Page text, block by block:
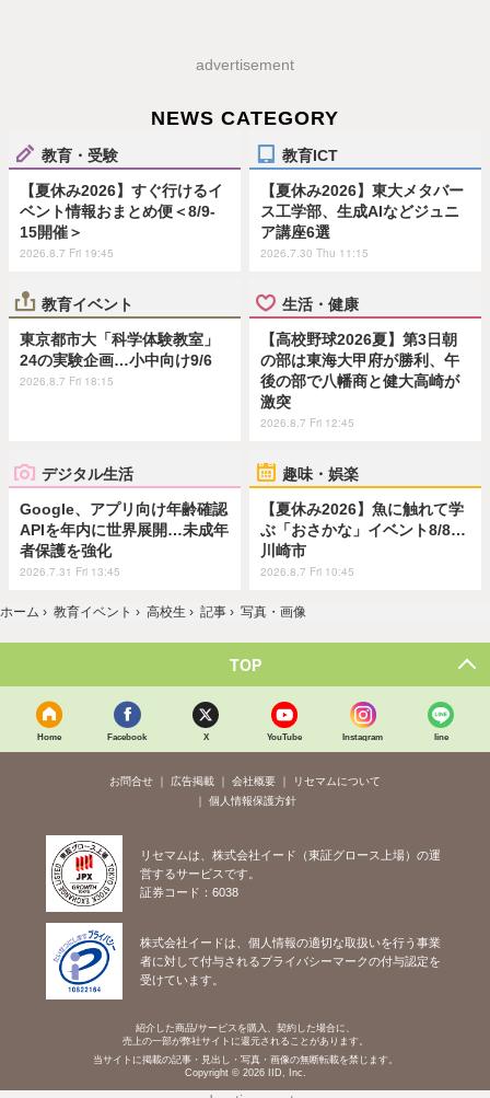
advertisement
NEWS CATEGORY
教育・受験
【夏休み2026】すぐ行けるイ
ベント情報おまとめ便＜8/9-
15開催＞
2026.8.7 Fri 19:45
教育ICT
【夏休み2026】東大メタバー
ス工学部、生成AIなどジュニ
ア講座6選
2026.7.30 Thu 11:15
教育イベント
東京都市大「科学体験教室」
24の実験企画…小中向け9/6
2026.8.7 Fri 18:15
生活・健康
【高校野球2026夏】第3日朝
の部は東海大甲府が勝利、午
後の部で八幡商と健大高崎が
激突
2026.8.7 Fri 12:45
デジタル生活
Google、アプリ向け年齢確認
APIを年内に世界展開…未成年
者保護を強化
2026.7.31 Fri 13:45
趣味・娯楽
【夏休み2026】魚に触れて学
ぶ「おさかな」イベント8/8…
川崎市
2026.8.7 Fri 10:45
ホーム › 教育イベント › 高校生 › 記事 › 写真・画像
TOP
Home Facebook X YouTube Instagram line
お問合せ 広告掲載 会社概要
リセマムについて
個人情報保護方針
リセマムは、株式会社イード（東証グロース上場）の運
営するサービスです。
証券コード：6038
株式会社イードは、個人情報の適切な取扱いを行う事業
者に対して付与されるプライバシーマークの付与認定を
受けています。
紹介した商品/サービスを購入、契約した場合に、
売上の一部が弊社サイトに還元されることがあります。
当サイトに掲載の記事・見出し・写真・画像の無断転載を禁じます。
Copyright © 2026 IID, Inc.